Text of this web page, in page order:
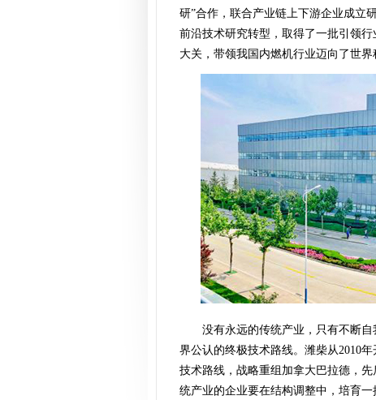
研”合作，联合产业链上下游企业成立
前沿技术研究转型，取得了一批引领
大关，带领我国内燃机行业迈向了世界
没有永远的传统产业，只有不断
界公认的终极技术路线。潍柴从2010
技术路线，战略重组加拿大巴拉德，
统产业的企业要在结构调整中，培育